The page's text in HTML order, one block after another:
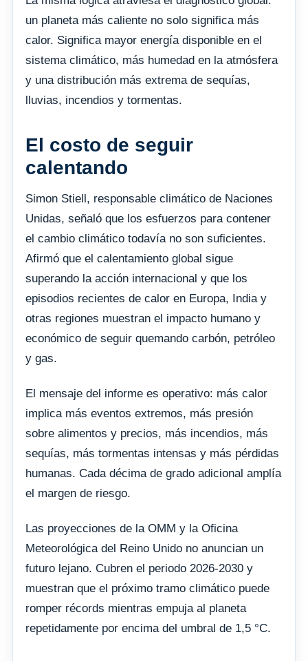
un planeta más caliente no solo significa más
calor. Significa mayor energía disponible en el
sistema climático, más humedad en la atmósfera
y una distribución más extrema de sequías,
lluvias, incendios y tormentas.
El costo de seguir
calentando
Simon Stiell, responsable climático de Naciones
Unidas, señaló que los esfuerzos para contener
el cambio climático todavía no son suficientes.
Afirmó que el calentamiento global sigue
superando la acción internacional y que los
episodios recientes de calor en Europa, India y
otras regiones muestran el impacto humano y
económico de seguir quemando carbón, petróleo
y gas.
El mensaje del informe es operativo: más calor
implica más eventos extremos, más presión
sobre alimentos y precios, más incendios, más
sequías, más tormentas intensas y más pérdidas
humanas. Cada décima de grado adicional amplía
el margen de riesgo.
Las proyecciones de la OMM y la Oficina
Meteorológica del Reino Unido no anuncian un
futuro lejano. Cubren el periodo 2026-2030 y
muestran que el próximo tramo climático puede
romper récords mientras empuja al planeta
repetidamente por encima del umbral de 1,5 °C.